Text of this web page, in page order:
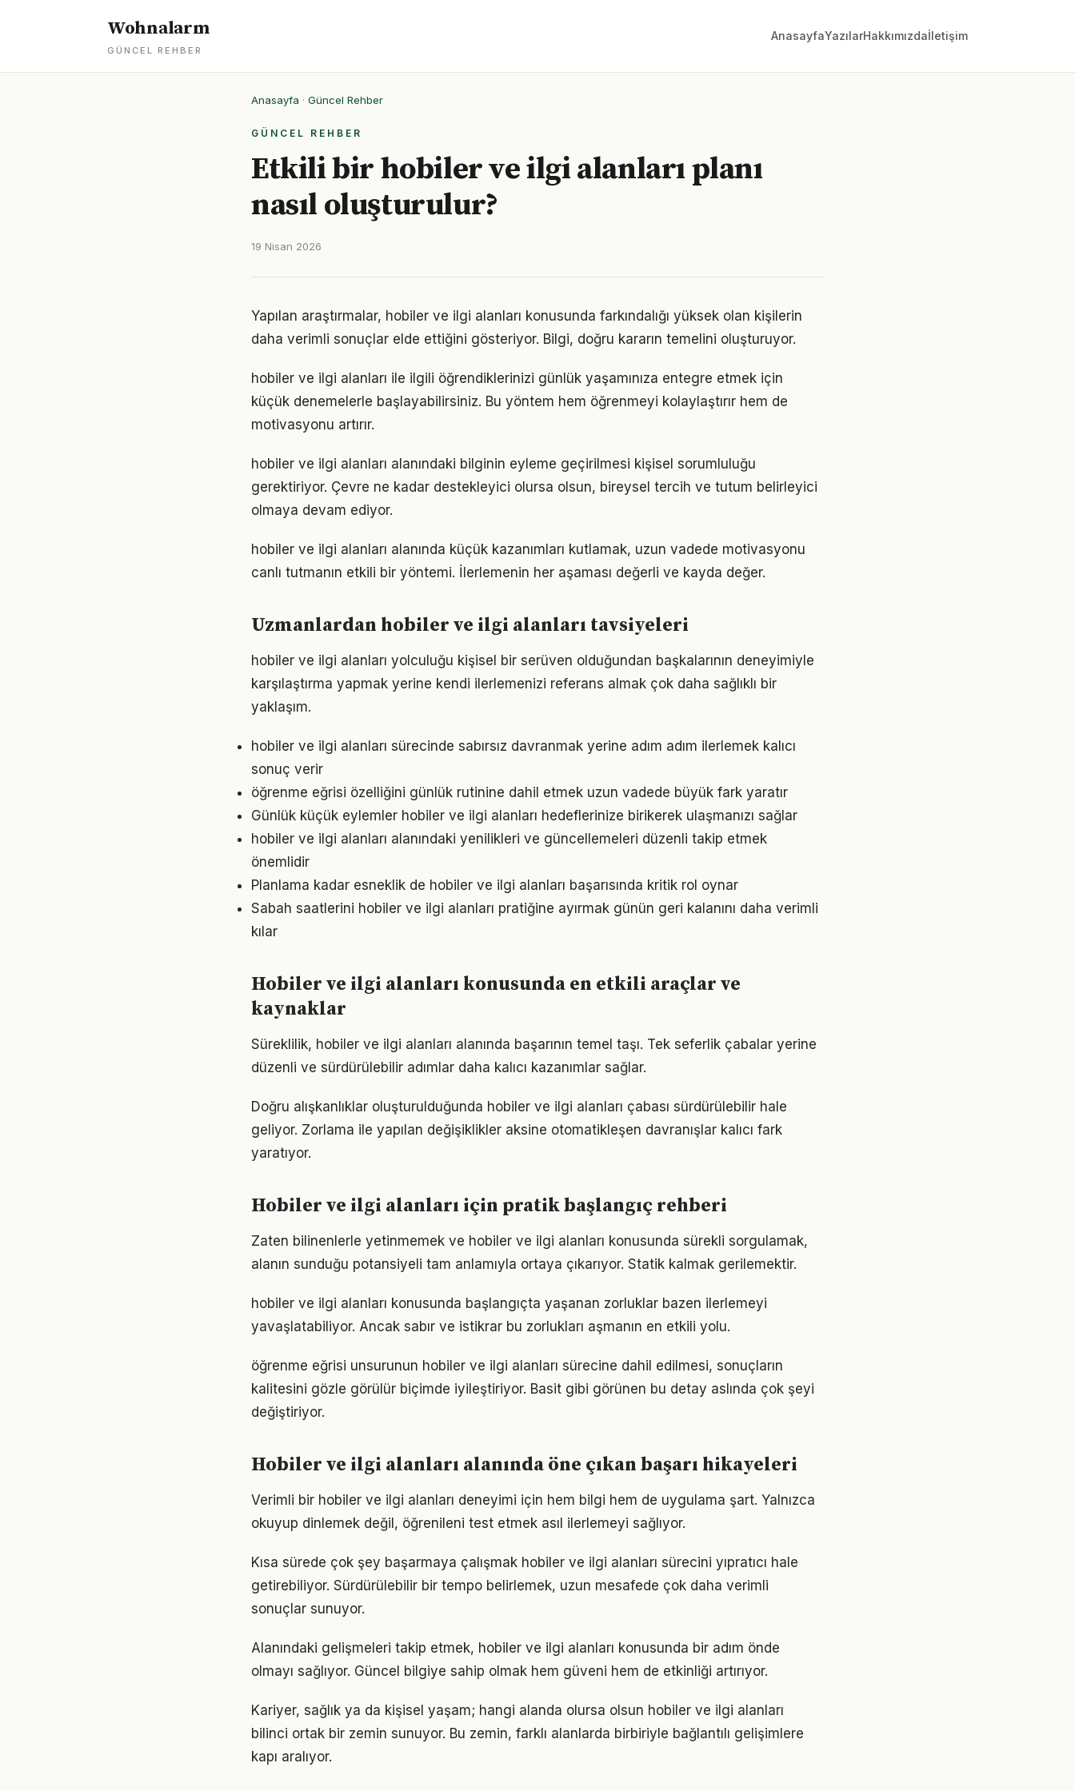
Wohnalarm
GÜNCEL REHBER
AnasayfaYazılarHakkımızdaİletişim
Anasayfa · Güncel Rehber
GÜNCEL REHBER
Etkili bir hobiler ve ilgi alanları planı
nasıl oluşturulur?
19 Nisan 2026
Yapılan araştırmalar, hobiler ve ilgi alanları konusunda farkındalığı yüksek olan kişilerin
daha verimli sonuçlar elde ettiğini gösteriyor. Bilgi, doğru kararın temelini oluşturuyor.
hobiler ve ilgi alanları ile ilgili öğrendiklerinizi günlük yaşamınıza entegre etmek için
küçük denemelerle başlayabilirsiniz. Bu yöntem hem öğrenmeyi kolaylaştırır hem de
motivasyonu artırır.
hobiler ve ilgi alanları alanındaki bilginin eyleme geçirilmesi kişisel sorumluluğu
gerektiriyor. Çevre ne kadar destekleyici olursa olsun, bireysel tercih ve tutum belirleyici
olmaya devam ediyor.
hobiler ve ilgi alanları alanında küçük kazanımları kutlamak, uzun vadede motivasyonu
canlı tutmanın etkili bir yöntemi. İlerlemenin her aşaması değerli ve kayda değer.
Uzmanlardan hobiler ve ilgi alanları tavsiyeleri
hobiler ve ilgi alanları yolculuğu kişisel bir serüven olduğundan başkalarının deneyimiyle
karşılaştırma yapmak yerine kendi ilerlemenizi referans almak çok daha sağlıklı bir
yaklaşım.
hobiler ve ilgi alanları sürecinde sabırsız davranmak yerine adım adım ilerlemek kalıcı
sonuç verir
öğrenme eğrisi özelliğini günlük rutinine dahil etmek uzun vadede büyük fark yaratır
Günlük küçük eylemler hobiler ve ilgi alanları hedeflerinize birikerek ulaşmanızı sağlar
hobiler ve ilgi alanları alanındaki yenilikleri ve güncellemeleri düzenli takip etmek
önemlidir
Planlama kadar esneklik de hobiler ve ilgi alanları başarısında kritik rol oynar
Sabah saatlerini hobiler ve ilgi alanları pratiğine ayırmak günün geri kalanını daha verimli
kılar
Hobiler ve ilgi alanları konusunda en etkili araçlar ve
kaynaklar
Süreklilik, hobiler ve ilgi alanları alanında başarının temel taşı. Tek seferlik çabalar yerine
düzenli ve sürdürülebilir adımlar daha kalıcı kazanımlar sağlar.
Doğru alışkanlıklar oluşturulduğunda hobiler ve ilgi alanları çabası sürdürülebilir hale
geliyor. Zorlama ile yapılan değişiklikler aksine otomatikleşen davranışlar kalıcı fark
yaratıyor.
Hobiler ve ilgi alanları için pratik başlangıç rehberi
Zaten bilinenlerle yetinmemek ve hobiler ve ilgi alanları konusunda sürekli sorgulamak,
alanın sunduğu potansiyeli tam anlamıyla ortaya çıkarıyor. Statik kalmak gerilemektir.
hobiler ve ilgi alanları konusunda başlangıçta yaşanan zorluklar bazen ilerlemeyi
yavaşlatabiliyor. Ancak sabır ve istikrar bu zorlukları aşmanın en etkili yolu.
öğrenme eğrisi unsurunun hobiler ve ilgi alanları sürecine dahil edilmesi, sonuçların
kalitesini gözle görülür biçimde iyileştiriyor. Basit gibi görünen bu detay aslında çok şeyi
değiştiriyor.
Hobiler ve ilgi alanları alanında öne çıkan başarı hikayeleri
Verimli bir hobiler ve ilgi alanları deneyimi için hem bilgi hem de uygulama şart. Yalnızca
okuyup dinlemek değil, öğrenileni test etmek asıl ilerlemeyi sağlıyor.
Kısa sürede çok şey başarmaya çalışmak hobiler ve ilgi alanları sürecini yıpratıcı hale
getirebiliyor. Sürdürülebilir bir tempo belirlemek, uzun mesafede çok daha verimli
sonuçlar sunuyor.
Alanındaki gelişmeleri takip etmek, hobiler ve ilgi alanları konusunda bir adım önde
olmayı sağlıyor. Güncel bilgiye sahip olmak hem güveni hem de etkinliği artırıyor.
Kariyer, sağlık ya da kişisel yaşam; hangi alanda olursa olsun hobiler ve ilgi alanları
bilinci ortak bir zemin sunuyor. Bu zemin, farklı alanlarda birbiriyle bağlantılı gelişimlere
kapı aralıyor.